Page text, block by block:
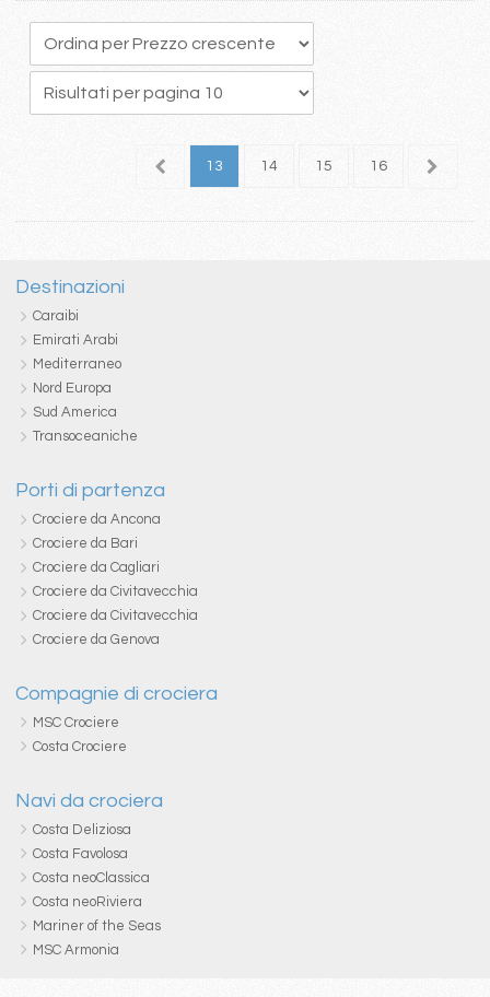
12 13 14 15 16 17
Destinazioni
Caraibi
Emirati Arabi
Mediterraneo
Nord Europa
Sud America
Transoceaniche
Porti di partenza
Crociere da Ancona
Crociere da Bari
Crociere da Cagliari
Crociere da Civitavecchia
Crociere da Civitavecchia
Crociere da Genova
Compagnie di crociera
MSC Crociere
Costa Crociere
Navi da crociera
Costa Deliziosa
Costa Favolosa
Costa neoClassica
Costa neoRiviera
Mariner of the Seas
MSC Armonia